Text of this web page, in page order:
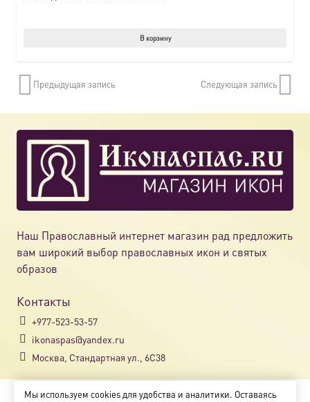
В корзину
Предыдущая запись Следующая запись
Наш Православный интернет магазин рад предложить
вам широкий выбор православных икон и святых
образов
Контакты
+977-523-53-57
ikonaspas@yandex.ru
Москва, Стандартная ул., 6С38
Мы используем cookies для удобства и аналитики. Оставаясь